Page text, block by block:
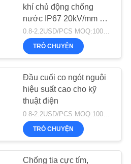
cáp co
109
51
khí chủ động chống
nước IP67 20kV/mm để
bảo vệ cách điện cáp
điện
0.8-2.2USD/PCS MOQ:1000 chiếc
TRÒ CHUYỆN
Đầu cuối co ngót nguội
hiệu suất cao cho kỹ
thuật điện
0.8-2.2USD/PCS MOQ:1000 CÁI
TRÒ CHUYỆN
Chống tia cực tím,